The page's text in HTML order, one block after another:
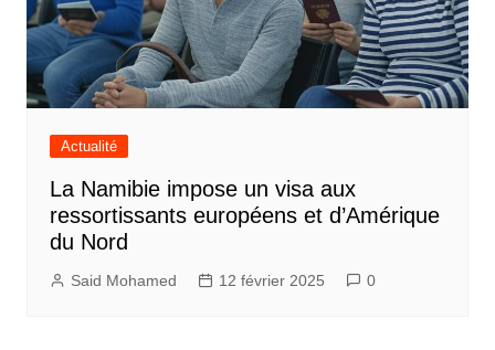
Actualité
La Namibie impose un visa aux
ressortissants européens et d’Amérique
du Nord
Said Mohamed 12 février 2025 0